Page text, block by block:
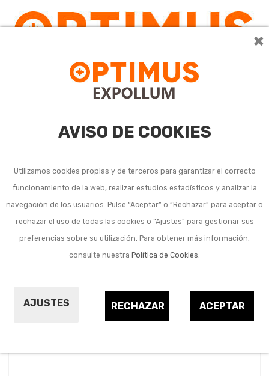
×
AVISO DE COOKIES
Utilizamos cookies propias y de terceros para garantizar el correcto
funcionamiento de la web, realizar estudios estadísticos y analizar la
navegación de los usuarios. Pulse “Aceptar” o “Rechazar” para aceptar o
rechazar el uso de todas las cookies o “Ajustes” para gestionar sus
preferencias sobre su utilización. Para obtener más información,
consulte nuestra Política de Cookies.
AJUSTES ACEPTAR
RECHAZAR
Tornillo rosca madera o
tirafondo inoxidable